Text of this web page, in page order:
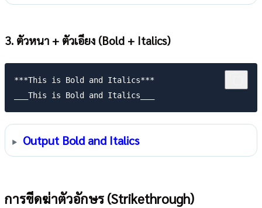
3. ตัวหนา + ตัวเอียง (Bold + Italics)
***This is Bold and Italics***
Output Bold and Italics
การขีดฆ่าตัวอักษร (Strikethrough)